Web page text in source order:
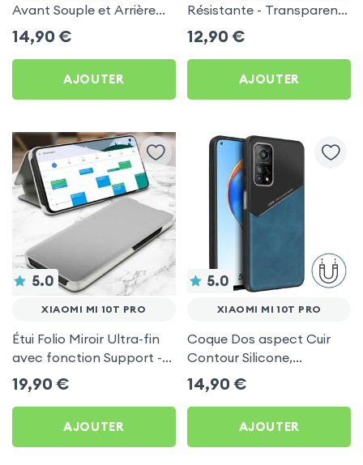
Avant Souple et Arrière
Rigide - Transparent pour
Xiaomi Mi 10T Pro
14,90 €
AJOUTER
Résistante - Transparent
pour Xiaomi Mi 10T Pro
12,90 €
AJOUTER
5.0
XIAOMI MI 10T PRO
Étui Folio Miroir Ultra-fin
avec fonction Support -
Argent pour Xiaomi Mi 10T
Pro
19,90 €
AJOUTER
5.0
XIAOMI MI 10T PRO
Coque Dos aspect Cuir
Contour Silicone,
compatible Support
Magnétique - Bleu pour
Xiaomi Mi 10T Pro
14,90 €
AJOUTER